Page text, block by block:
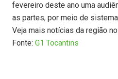
fevereiro deste ano uma
as partes, por meio de
Veja mais notícias da região
Fonte: G1 Tocantins